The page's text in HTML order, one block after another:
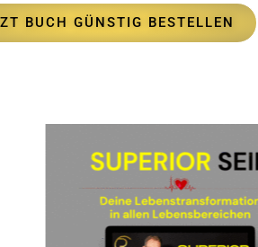
BUCH GÜNSTIG BESTELLEN